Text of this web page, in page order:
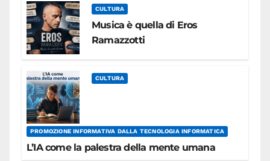
CULTURA
Musica è quella di Eros
Ramazzotti
CULTURA
PROMOZIONE INFORMATIVA DALLA TECNOLOGIA INFORMATICA
L’IA come la palestra della mente umana